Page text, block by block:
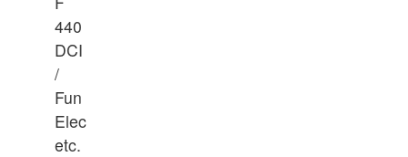
440
DCI
/
Fun
Elec
etc.